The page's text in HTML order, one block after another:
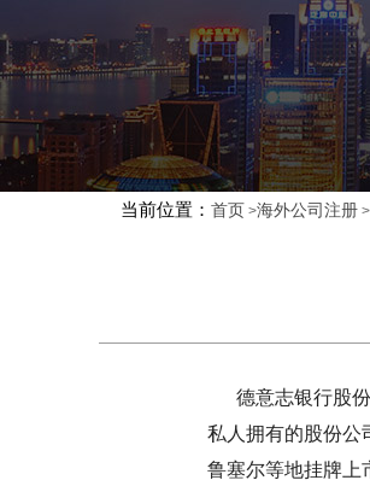
当前位置： 首页 >海外公司注册 >
德意志银行股份
私人拥有的股份公
鲁塞尔等地挂牌上